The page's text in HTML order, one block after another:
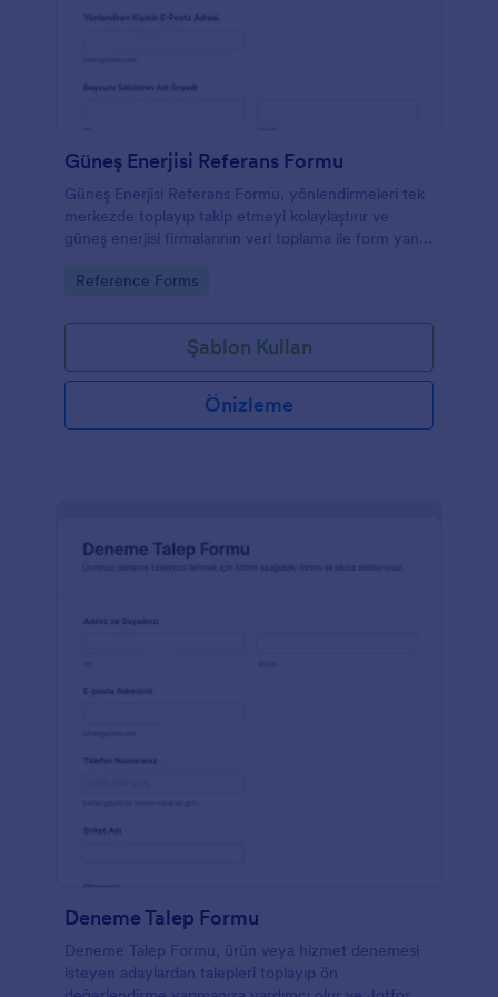
Güneş Enerjisi Referans Formu
Güneş Enerjisi Referans Formu, yönlendirmeleri tek
merkezde toplayıp takip etmeyi kolaylaştırır ve
güneş enerjisi firmalarının veri toplama ile form yanıtı
Go to Category:
Reference Forms
Şablon Kullan
Önizleme
Deneme Talep Formu
Deneme Talep Formu, ürün veya hizmet denemesi
isteyen adaylardan talepleri toplayıp ön